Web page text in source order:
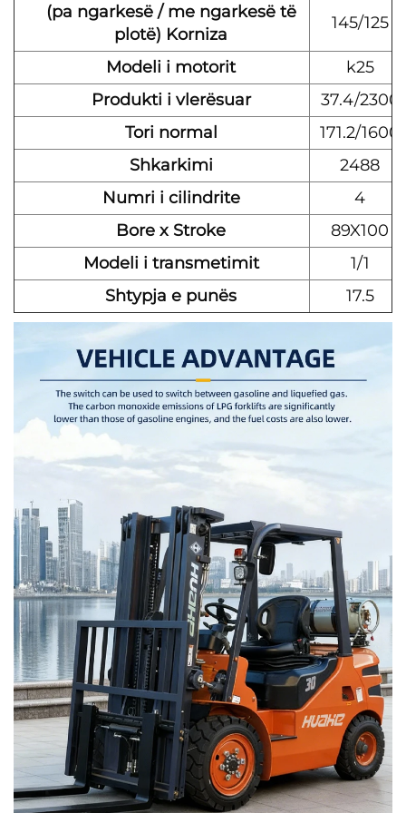
(pa ngarkesë / me ngarkesë të
plotë) Korniza
145/125
Modeli i motorit
k25
Produkti i vlerësuar
37.4/2300
Tori normal
171.2/1600
Shkarkimi
2488
Numri i cilindrite
4
Bore x Stroke
89X100
Modeli i transmetimit
1/1
Shtypja e punës
17.5